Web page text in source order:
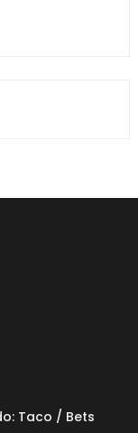
Taco / Bets